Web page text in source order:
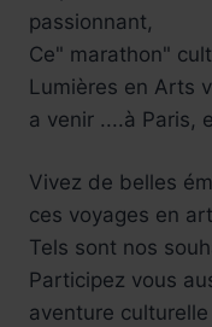
passionnant,
Ce" marathon"
Lumières en Arts
a venir ....à Paris,
Vivez de belles
ces voyages en
Tels sont nos
Participez vous
aventure